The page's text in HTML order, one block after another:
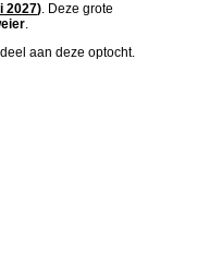
2027). Deze grote
.
aan deze optocht.